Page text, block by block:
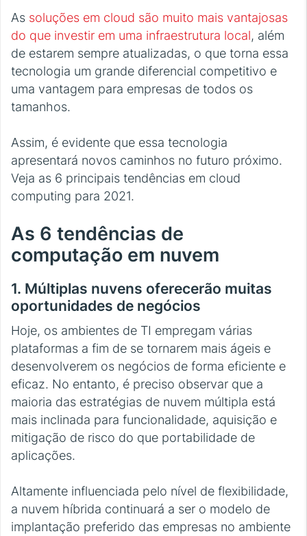
As soluções em cloud são muito mais vantajosas
do que investir em uma infraestrutura local, além
de estarem sempre atualizadas, o que torna essa
tecnologia um grande diferencial competitivo e
uma vantagem para empresas de todos os
tamanhos.
Assim, é evidente que essa tecnologia
apresentará novos caminhos no futuro próximo.
Veja as 6 principais tendências em cloud
computing para 2021.
As 6 tendências de
computação em nuvem
1. Múltiplas nuvens oferecerão muitas
oportunidades de negócios
Hoje, os ambientes de TI empregam várias
plataformas a fim de se tornarem mais ágeis e
desenvolverem os negócios de forma eficiente e
eficaz. No entanto, é preciso observar que a
maioria das estratégias de nuvem múltipla está
mais inclinada para funcionalidade, aquisição e
mitigação de risco do que portabilidade de
aplicações.
Altamente influenciada pelo nível de flexibilidade,
a nuvem híbrida continuará a ser o modelo de
implantação preferido das empresas no ambiente